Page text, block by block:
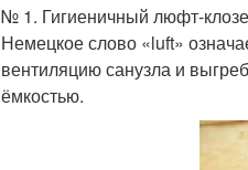
№ 1. Гигиеничный люфт-
Немецкое слово «luft»
вентиляцию санузла и
ёмкостью.